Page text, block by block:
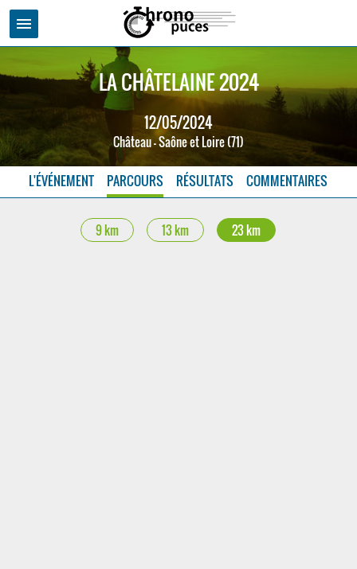
menu
LA CHÂTELAINE 2024
12/05/2024
Château - Saône et Loire (71)
L'ÉVÉNEMENT PARCOURS RÉSULTATS COMMENTAIRES
9 km 13 km 23 km